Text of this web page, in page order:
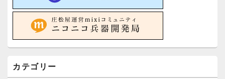
カテゴリー